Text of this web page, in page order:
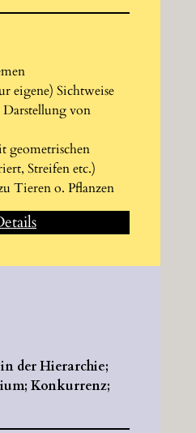
eigene) Sichtweise
von
geometrischen
Streifen etc.)
Tieren o. Pflanzen
der Hierarchie;
Konkurrenz;